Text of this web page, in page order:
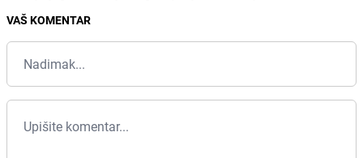
VAŠ KOMENTAR